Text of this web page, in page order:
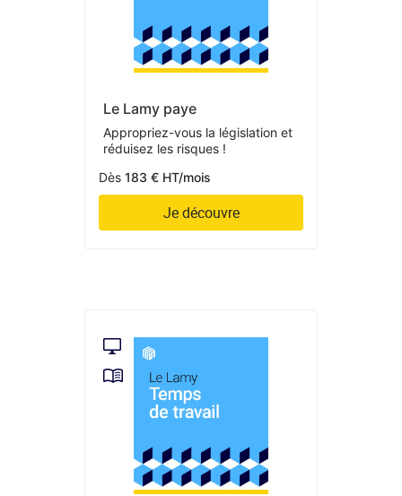
Le Lamy paye
Appropriez-vous la législation et
réduisez les risques !
Dès 183 € HT/mois
Je découvre